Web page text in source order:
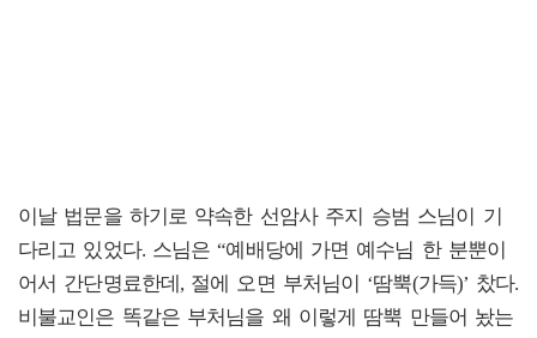
이날 법문을 하기로 약속한 선암사 주지 승범 스님이 기
다리고 있었다. 스님은 “예배당에 가면 예수님 한 분뿐이
어서 간단명료한데, 절에 오면 부처님이 ‘땀뿍(가득)’ 찼다.
비불교인은 똑같은 부처님을 왜 이렇게 땀뿍 만들어 놨는